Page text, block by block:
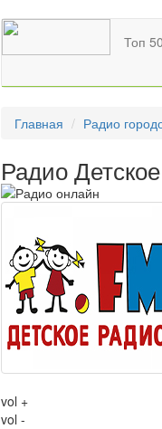
Топ 50
Главная Радио
Радио
vol +
vol -